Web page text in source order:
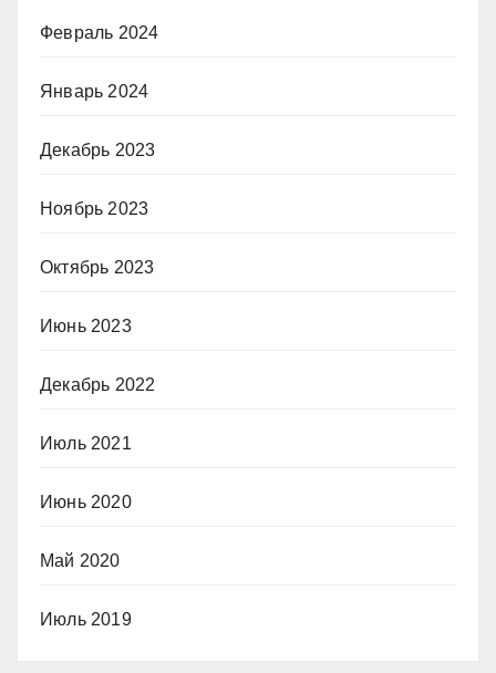
Февраль 2024
Январь 2024
Декабрь 2023
Ноябрь 2023
Октябрь 2023
Июнь 2023
Декабрь 2022
Июль 2021
Июнь 2020
Май 2020
Июль 2019